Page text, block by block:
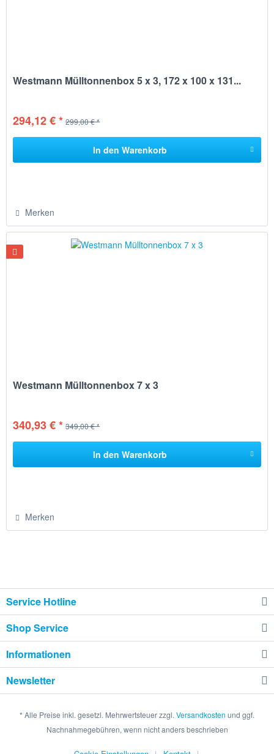
Westmann Mülltonnenbox 5 x 3, 172 x 100 x 131...
294,12 € * 299,00 € *
In den Warenkorb
Merken
Westmann Mülltonnenbox 7 x 3
340,93 € * 349,00 € *
In den Warenkorb
Merken
Service Hotline
Shop Service
Informationen
Newsletter
* Alle Preise inkl. gesetzl. Mehrwertsteuer zzgl. Versandkosten und ggf.
Nachnahmegebühren, wenn nicht anders beschrieben